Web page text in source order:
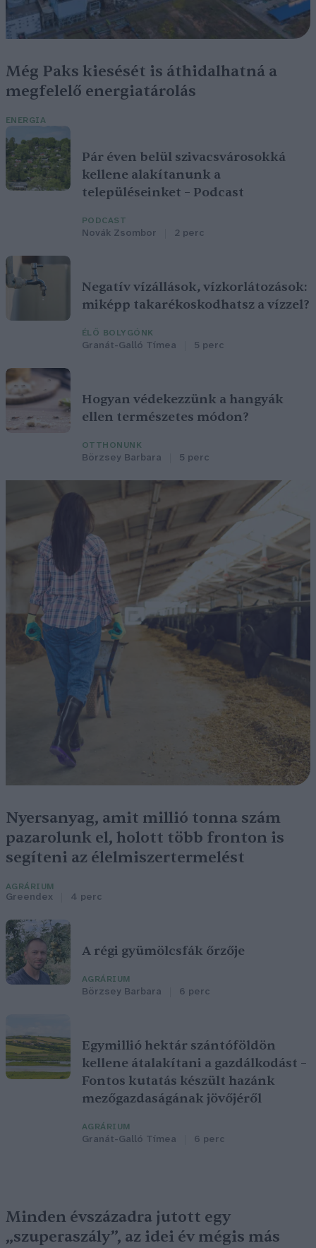
Még Paks kiesését is áthidalhatná a
megfelelő energiatárolás
ENERGIA
Pár éven belül szivacsvárosokká
kellene alakítanunk a
településeinket – Podcast
PODCAST
Novák Zsombor 2 perc
Negatív vízállások, vízkorlátozások:
miképp takarékoskodhatsz a vízzel?
ÉLŐ BOLYGÓNK
Granát-Galló Tímea 5 perc
Hogyan védekezzünk a hangyák
ellen természetes módon?
OTTHONUNK
Börzsey Barbara 5 perc
Nyersanyag, amit millió tonna szám
pazarolunk el, holott több fronton is
segíteni az élelmiszertermelést
AGRÁRIUM
Greendex 4 perc
A régi gyümölcsfák őrzője
AGRÁRIUM
Börzsey Barbara 6 perc
Egymillió hektár szántóföldön
kellene átalakítani a gazdálkodást –
Fontos kutatás készült hazánk
mezőgazdaságának jövőjéről
AGRÁRIUM
Granát-Galló Tímea 6 perc
Minden évszázadra jutott egy
„szuperaszály”, az idei év mégis más